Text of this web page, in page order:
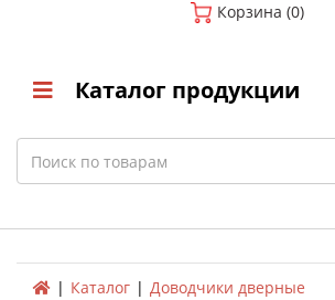
Корзина (0)
Каталог продукции
Search
Каталог
Доводчики дверные